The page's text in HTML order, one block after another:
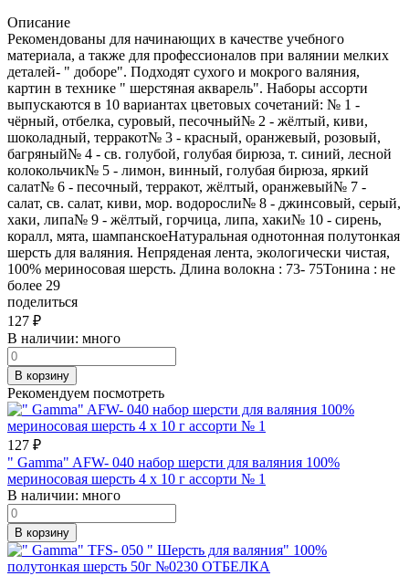
Описание
Рекомендованы для начинающих в качестве учебного
материала, а также для профессионалов при валянии мелких
деталей- " доборе". Подходят сухого и мокрого валяния,
картин в технике " шерстяная акварель". Наборы ассорти
выпускаются в 10 вариантах цветовых сочетаний: № 1 -
чёрный, отбелка, суровый, песочный№ 2 - жёлтый, киви,
шоколадный, терракот№ 3 - красный, оранжевый, розовый,
багряный№ 4 - св. голубой, голубая бирюза, т. синий, лесной
колокольчик№ 5 - лимон, винный, голубая бирюза, яркий
салат№ 6 - песочный, терракот, жёлтый, оранжевый№ 7 -
салат, св. салат, киви, мор. водоросли№ 8 - джинсовый, серый,
хаки, липа№ 9 - жёлтый, горчица, липа, хаки№ 10 - сирень,
коралл, мята, шампанскоеНатуральная однотонная полутонкая
шерсть для валяния. Непряденая лента, экологически чистая,
100% мериносовая шерсть. Длина волокна : 73- 75Тонина : не
более 29
поделиться
127 ₽
В наличии: много
В корзину
Рекомендуем посмотреть
127 ₽
" Gamma" AFW- 040 набор шерсти для валяния 100%
мериносовая шерсть 4 х 10 г ассорти № 1
В наличии: много
В корзину